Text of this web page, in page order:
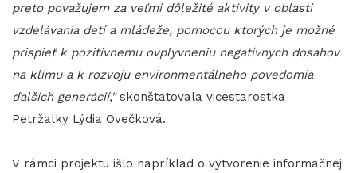
preto považujem za veľmi dôležité aktivity v oblasti
vzdelávania detí a mládeže, pomocou ktorých je možné
prispieť k pozitívnemu ovplyvneniu negatívnych dosahov
na klímu a k rozvoju environmentálneho povedomia
ďalších generácií,"skonštatovala vicestarostka
Petržalky Lýdia Ovečková.
V rámci projektu išlo napríklad o vytvorenie informačnej